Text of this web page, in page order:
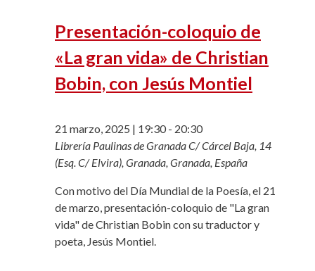
Presentación-coloquio de
«La gran vida» de Christian
Bobin, con Jesús Montiel
21 marzo, 2025 | 19:30- 20:30
Librería Paulinas de GranadaC/ Cárcel Baja, 14
(Esq. C/ Elvira), Granada, Granada, España
Con motivo del Día Mundial de la Poesía, el 21
de marzo, presentación-coloquio de "La gran
vida" de Christian Bobin con su traductor y
poeta, Jesús Montiel.